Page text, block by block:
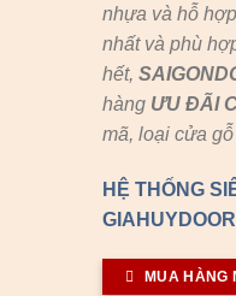
nhựa và hỗ
nhất và phù
hết,
hàng ƯU ĐÃI
mã, loại cửa
HỆ THỐNG
MUA HÀNG